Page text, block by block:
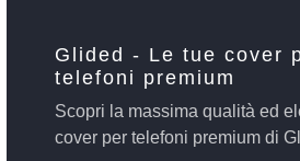
Glided - Le tue cover
telefoni premium
Scopri la massima qualità ed
cover per telefoni premium di